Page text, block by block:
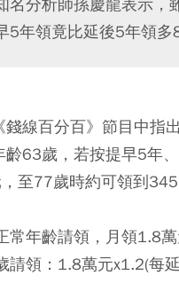
5年領竟比延後5年領多
錢線百分百》節目中指
齡63歲，若按提早5年
至77歲時約可領到
常年齡請領，月領1.8
請領：1.8萬元x1.2(每